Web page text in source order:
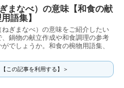
まなべ）の意味【和食の献
語集】
ぎまなべ）の意味をご紹介したい
、鍋物の献立作成や和食調理の参考
でしょうか。和食の椀物用語集、
【この記事を利用する】＞